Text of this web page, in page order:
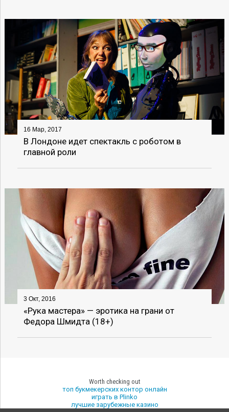
16 Мар, 2017
В Лондоне идет спектакль с роботом в
главной роли
3 Окт, 2016
«Рука мастера» — эротика на грани от
Федора Шмидта (18+)
Worth checking out
топ букмекерских контор онлайн
играть в Plinko
лучшие зарубежные казино